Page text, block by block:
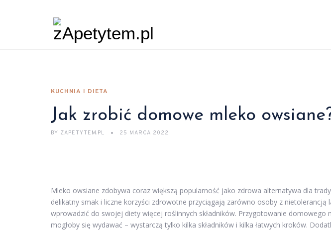
KUCHNIA I DIETA
Jak zrobić domowe mleko
BY ZAPETYTEM.PL 25 MARCA 2022
Mleko owsiane zdobywa coraz większą popularność jako zdrowa alternatywa dla
delikatny smak i liczne korzyści zdrowotne przyciągają zarówno osoby z nietolerancją
wprowadzić do swojej diety więcej roślinnych składników. Przygotowanie domowego
mogłoby się wydawać – wystarczą tylko kilka składników i kilka łatwych kroków.